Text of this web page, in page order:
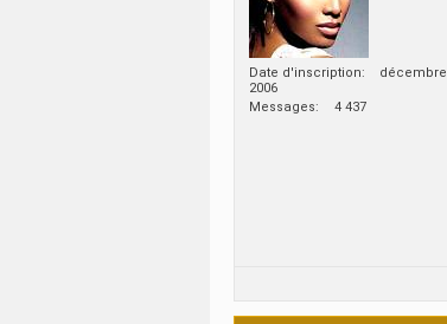
Date d'inscription
décembre
2006
Messages
4 437